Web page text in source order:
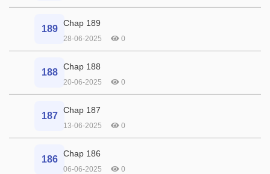
189
Chap 189
28-06-2025 0
188
Chap 188
20-06-2025 0
187
Chap 187
13-06-2025 0
186
Chap 186
06-06-2025 0